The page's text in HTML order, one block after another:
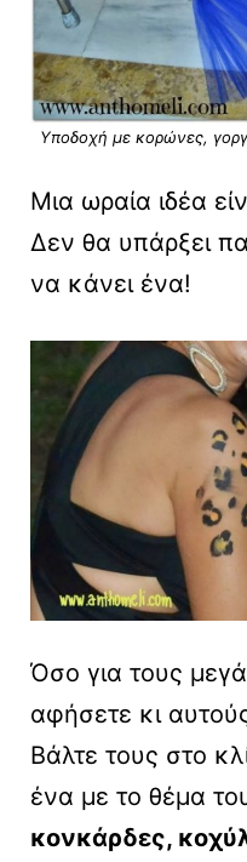
Υποδοχή με κορώνες,
Μια ωραία ιδέα
Δεν θα υπάρξει
να κάνει ένα!
Όσο για τους
αφήσετε κι
Βάλτε τους στο
ένα με το θέμα
κονκάρδες,